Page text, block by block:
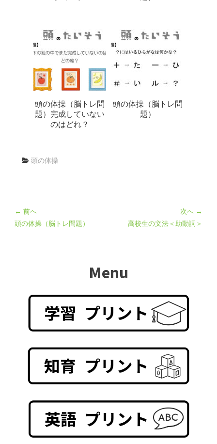
頭の体操（脳トレ問
題）完成していない
のはどれ？
頭の体操（脳トレ問
題）
頭の体操
← 前へ
頭の体操（脳トレ問題）
次へ →
高校生の文法＜助動詞＞
Menu